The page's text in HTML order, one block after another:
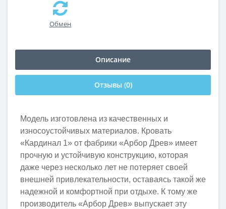
Обмен
Описание
Отзывы (0)
Модель изготовлена из качественных и
износоустойчивых материалов. Кровать
«Кардинал 1» от фабрики «Арбор Древ» имеет
прочную и устойчивую конструкцию, которая
даже через несколько лет не потеряет своей
внешней привлекательности, оставаясь такой же
надежной и комфортной при отдыхе. К тому же
производитель «Арбор Древ» выпускает эту